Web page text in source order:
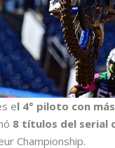
el 4° piloto con
8 títulos del serial
Championship.